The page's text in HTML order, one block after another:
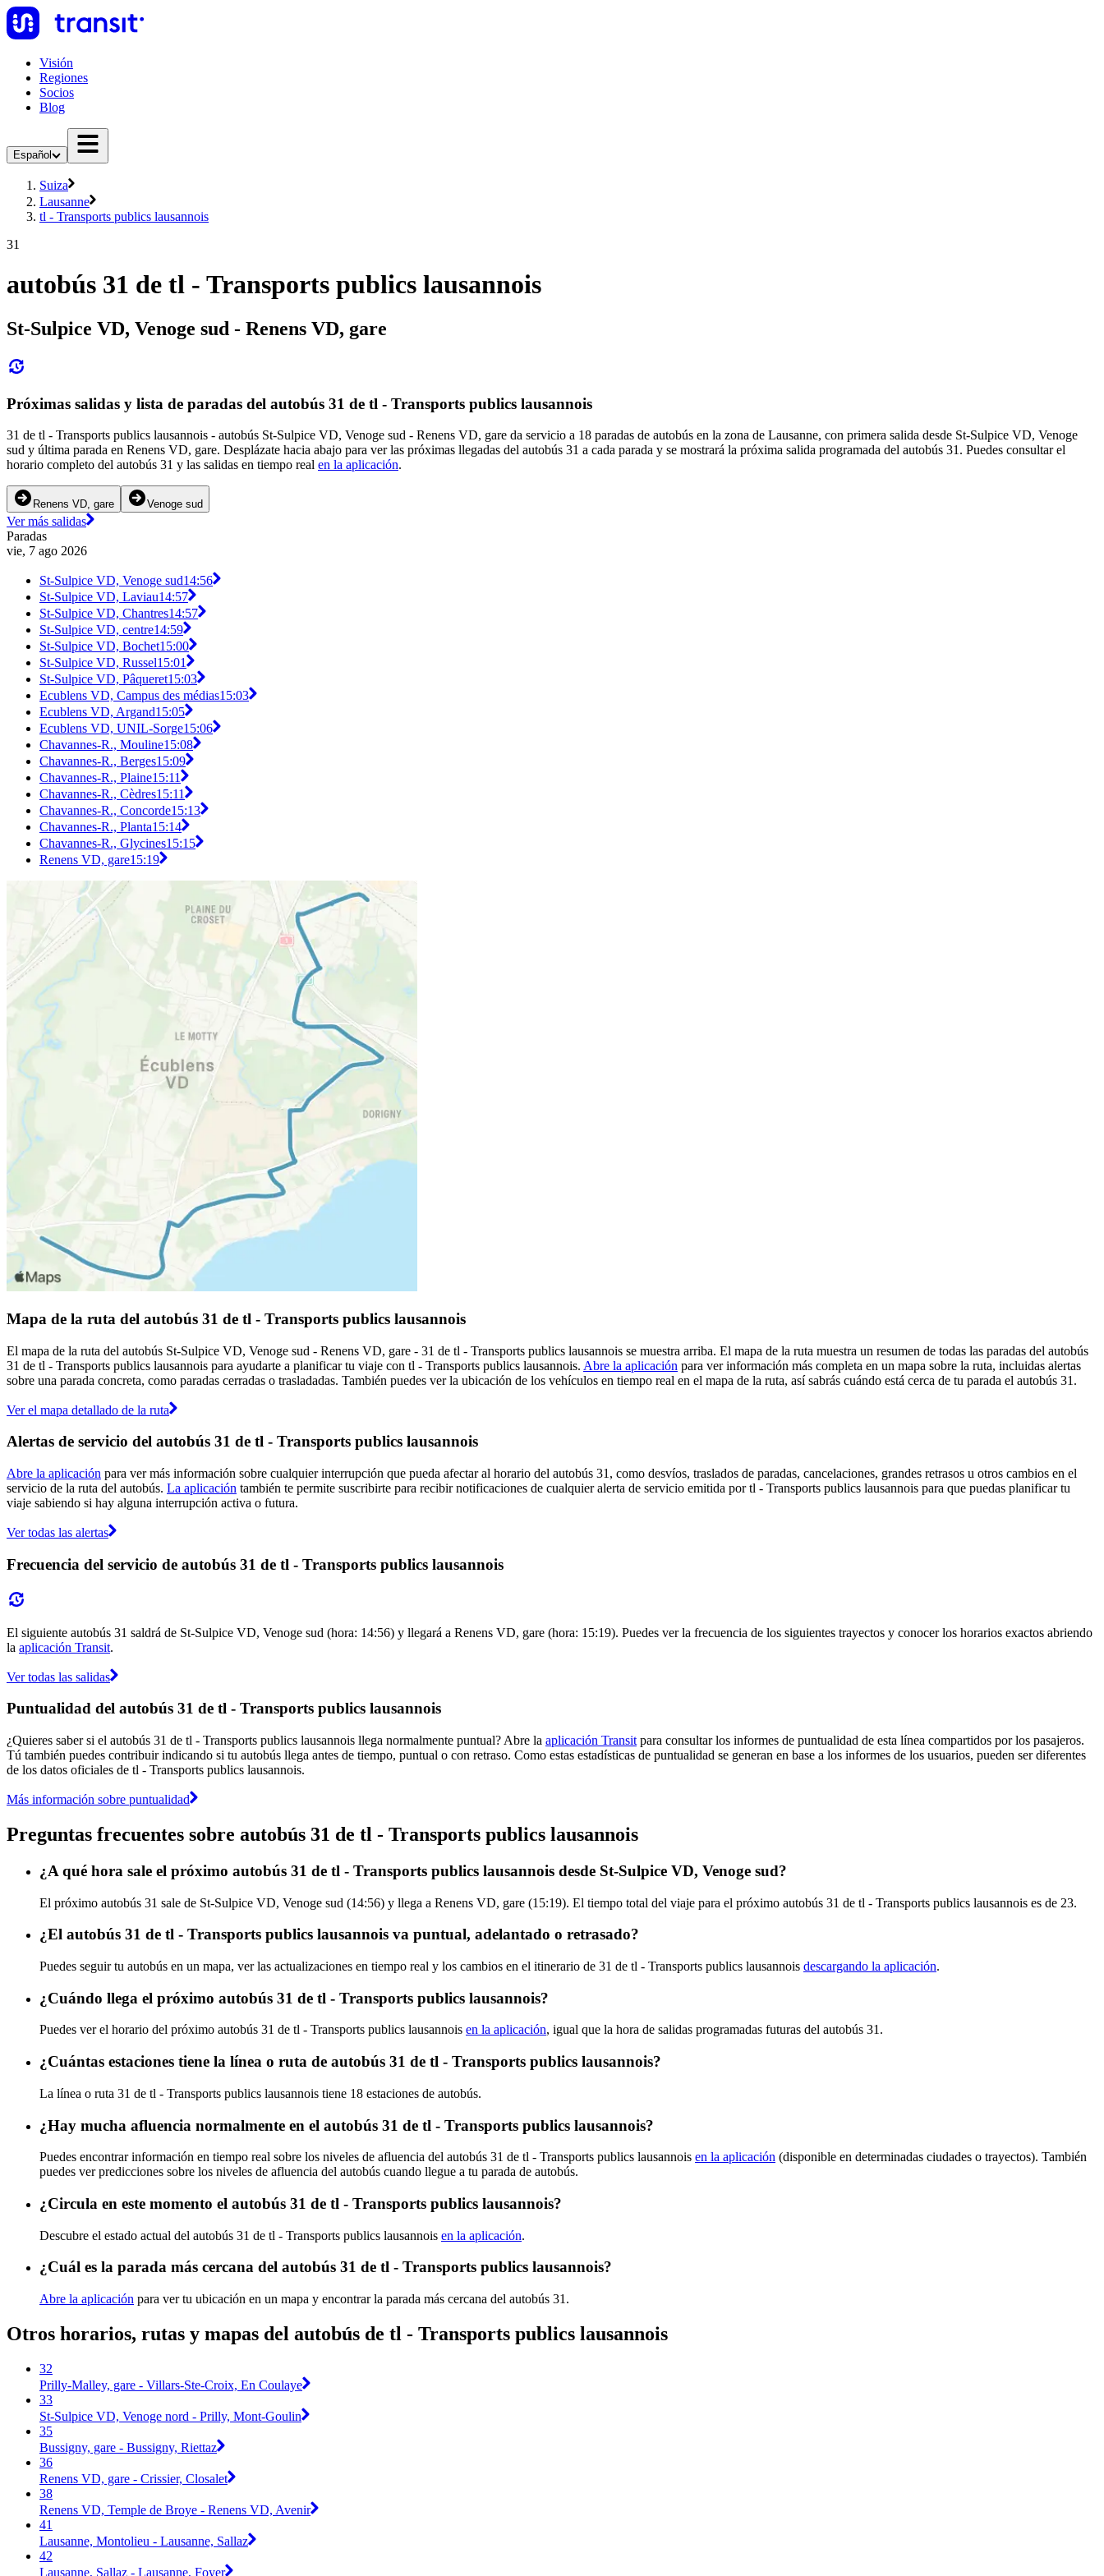
Visión
Regiones
Socios
Blog
Español
Suiza
Lausanne
tl - Transports publics lausannois
31
autobús 31 de tl - Transports publics lausannois
St-Sulpice VD, Venoge sud - Renens VD, gare
Próximas salidas y lista de paradas del autobús 31 de tl - Transports publics lausannois
31 de tl - Transports publics lausannois - autobús St-Sulpice VD, Venoge sud - Renens VD, gare da servicio a 18 paradas de autobús en la zona de Lausanne, con primera salida desde St-Sulpice VD, Venoge
sud y última parada en Renens VD, gare. Desplázate hacia abajo para ver las próximas llegadas del autobús 31 a cada parada y se mostrará la próxima salida programada del autobús 31. Puedes consultar el
horario completo del autobús 31 y las salidas en tiempo real en la aplicación.
Renens VD, gare Venoge sud
Ver más salidas
Paradas
vie, 7 ago 2026
St-Sulpice VD, Venoge sud14:56
St-Sulpice VD, Laviau14:57
St-Sulpice VD, Chantres14:57
St-Sulpice VD, centre14:59
St-Sulpice VD, Bochet15:00
St-Sulpice VD, Russel15:01
St-Sulpice VD, Pâqueret15:03
Ecublens VD, Campus des médias15:03
Ecublens VD, Argand15:05
Ecublens VD, UNIL-Sorge15:06
Chavannes-R., Mouline15:08
Chavannes-R., Berges15:09
Chavannes-R., Plaine15:11
Chavannes-R., Cèdres15:11
Chavannes-R., Concorde15:13
Chavannes-R., Planta15:14
Chavannes-R., Glycines15:15
Renens VD, gare15:19
Mapa de la ruta del autobús 31 de tl - Transports publics lausannois
El mapa de la ruta del autobús St-Sulpice VD, Venoge sud - Renens VD, gare - 31 de tl - Transports publics lausannois se muestra arriba. El mapa de la ruta muestra un resumen de todas las paradas del autobús
31 de tl - Transports publics lausannois para ayudarte a planificar tu viaje con tl - Transports publics lausannois. Abre la aplicación para ver información más completa en un mapa sobre la ruta, incluidas alertas
sobre una parada concreta, como paradas cerradas o trasladadas. También puedes ver la ubicación de los vehículos en tiempo real en el mapa de la ruta, así sabrás cuándo está cerca de tu parada el autobús 31.
Ver el mapa detallado de la ruta
Alertas de servicio del autobús 31 de tl - Transports publics lausannois
Abre la aplicación para ver más información sobre cualquier interrupción que pueda afectar al horario del autobús 31, como desvíos, traslados de paradas, cancelaciones, grandes retrasos u otros cambios en el
servicio de la ruta del autobús. La aplicación también te permite suscribirte para recibir notificaciones de cualquier alerta de servicio emitida por tl - Transports publics lausannois para que puedas planificar tu
viaje sabiendo si hay alguna interrupción activa o futura.
Ver todas las alertas
Frecuencia del servicio de autobús 31 de tl - Transports publics lausannois
El siguiente autobús 31 saldrá de St-Sulpice VD, Venoge sud (hora: 14:56) y llegará a Renens VD, gare (hora: 15:19). Puedes ver la frecuencia de los siguientes trayectos y conocer los horarios exactos abriendo
la aplicación Transit.
Ver todas las salidas
Puntualidad del autobús 31 de tl - Transports publics lausannois
¿Quieres saber si el autobús 31 de tl - Transports publics lausannois llega normalmente puntual? Abre la aplicación Transit para consultar los informes de puntualidad de esta línea compartidos por los pasajeros.
Tú también puedes contribuir indicando si tu autobús llega antes de tiempo, puntual o con retraso. Como estas estadísticas de puntualidad se generan en base a los informes de los usuarios, pueden ser diferentes
de los datos oficiales de tl - Transports publics lausannois.
Más información sobre puntualidad
Preguntas frecuentes sobre autobús 31 de tl - Transports publics lausannois
¿A qué hora sale el próximo autobús 31 de tl - Transports publics lausannois desde St-Sulpice VD, Venoge sud?
El próximo autobús 31 sale de St-Sulpice VD, Venoge sud (14:56) y llega a Renens VD, gare (15:19). El tiempo total del viaje para el próximo autobús 31 de tl - Transports publics lausannois es de 23.
¿El autobús 31 de tl - Transports publics lausannois va puntual, adelantado o retrasado?
Puedes seguir tu autobús en un mapa, ver las actualizaciones en tiempo real y los cambios en el itinerario de 31 de tl - Transports publics lausannois descargando la aplicación.
¿Cuándo llega el próximo autobús 31 de tl - Transports publics lausannois?
Puedes ver el horario del próximo autobús 31 de tl - Transports publics lausannois en la aplicación, igual que la hora de salidas programadas futuras del autobús 31.
¿Cuántas estaciones tiene la línea o ruta de autobús 31 de tl - Transports publics lausannois?
La línea o ruta 31 de tl - Transports publics lausannois tiene 18 estaciones de autobús.
¿Hay mucha afluencia normalmente en el autobús 31 de tl - Transports publics lausannois?
Puedes encontrar información en tiempo real sobre los niveles de afluencia del autobús 31 de tl - Transports publics lausannois en la aplicación (disponible en determinadas ciudades o trayectos). También
puedes ver predicciones sobre los niveles de afluencia del autobús cuando llegue a tu parada de autobús.
¿Circula en este momento el autobús 31 de tl - Transports publics lausannois?
Descubre el estado actual del autobús 31 de tl - Transports publics lausannois en la aplicación.
¿Cuál es la parada más cercana del autobús 31 de tl - Transports publics lausannois?
Abre la aplicación para ver tu ubicación en un mapa y encontrar la parada más cercana del autobús 31.
Otros horarios, rutas y mapas del autobús de tl - Transports publics lausannois
32
Prilly-Malley, gare - Villars-Ste-Croix, En Coulaye
33
St-Sulpice VD, Venoge nord - Prilly, Mont-Goulin
35
Bussigny, gare - Bussigny, Riettaz
36
Renens VD, gare - Crissier, Closalet
38
Renens VD, Temple de Broye - Renens VD, Avenir
41
Lausanne, Montolieu - Lausanne, Sallaz
42
Lausanne, Sallaz - Lausanne, Foyer